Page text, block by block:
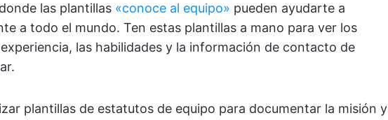
las plantillas «conoce al equipo» pueden ayudarte a
a todo el mundo. Ten estas plantillas a mano para ver los
las habilidades y la información de contacto de
plantillas de estatutos de equipo para documentar la misión y